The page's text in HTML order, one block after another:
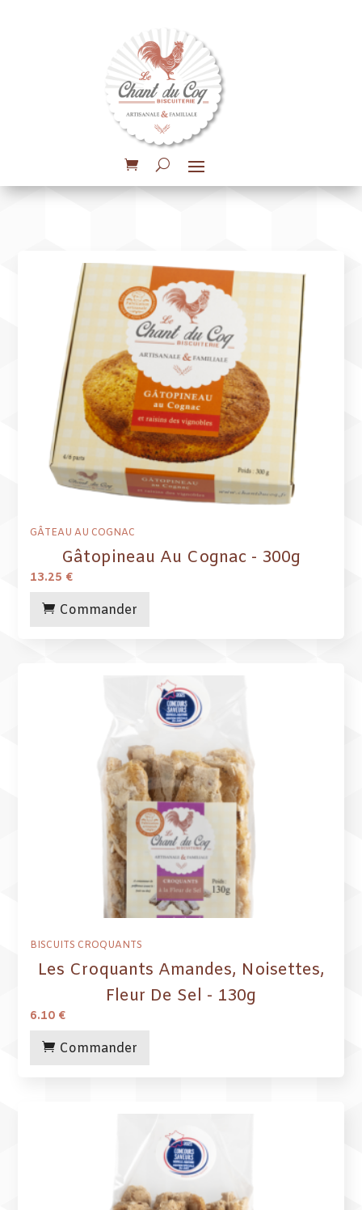
GÂTEAU AU COGNAC
Gâtopineau Au Cognac - 300g
13.25 €
Commander
BISCUITS CROQUANTS
Les Croquants Amandes, Noisettes,
Fleur De Sel - 130g
6.10 €
Commander